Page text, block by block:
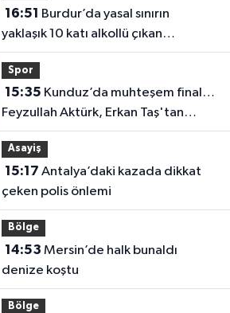
16:51
yaklaşık 10 katı alkollü çıkan
sürücüye büyük ceza
Spor
15:35
Feyzullah Aktürk, Erkan Taş'tan
Kırkpınar'ın rövanşını aldı
Asayiş
15:17
çeken polis önlemi
Bölge
14:53
denize koştu
Bölge